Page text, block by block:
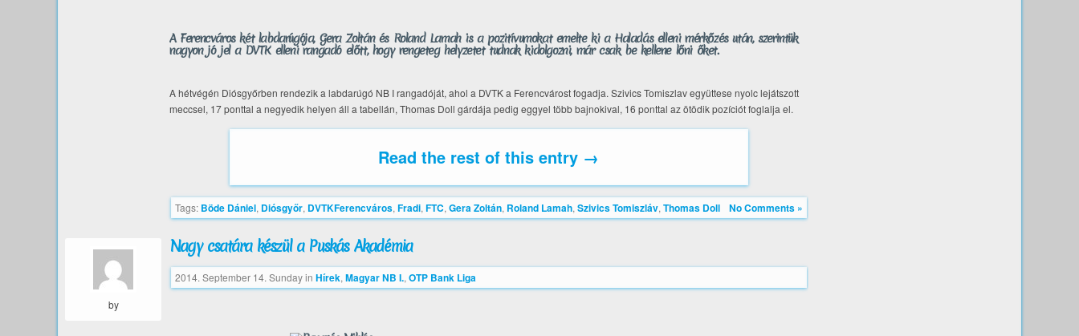
A Ferencváros két labdarúgója, Gera Zoltán és Roland Lamah is a pozitívumokat emelte ki a Haladás elleni mérkőzés után, szerintük
nagyon jó jel a DVTK elleni rangadó előtt, hogy rengeteg helyzetet tudnak kidolgozni, már csak be kellene lőni őket.
A hétvégén Diósgyőrben rendezik a labdarúgó NB I rangadóját, ahol a DVTK a Ferencvárost fogadja. Szivics Tomiszlav együttese nyolc lejátszott
meccsel, 17 ponttal a negyedik helyen áll a tabellán, Thomas Doll gárdája pedig eggyel több bajnokival, 16 ponttal az ötödik pozíciót foglalja el.
Read the rest of this entry →
Tags: Böde Dániel, Diósgyőr, DVTKFerencváros, Fradi, FTC, Gera Zoltán, Roland Lamah, Szivics Tomiszláv, Thomas Doll No Comments »
by
Nagy csatára készül a Puskás Akadémia
2014. September 14. Sundayin Hírek, Magyar NB I., OTP Bank Liga